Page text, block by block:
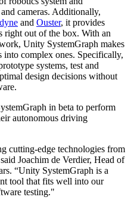
cameras. Additionally,
and Ouster, it provides
right out of the box. With an
Unity SystemGraph makes
into complex ones. Specifically,
systems, test and
design decisions without
in beta to perform
autonomous driving
cutting-edge technologies from
Joachim de Verdier, Head of
“Unity SystemGraph is a
tool that fits well into our
testing."